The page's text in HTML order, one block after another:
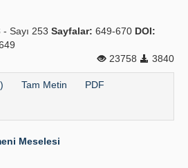
Sayı 253 Sayfalar: 649-670 DOI:
23758
3840
Tam Metin PDF
Meselesi